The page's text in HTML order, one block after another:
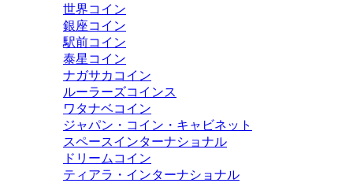
世界コイン
銀座コイン
駅前コイン
泰星コイン
ナガサカコイン
ルーラーズコインス
ワタナベコイン
ジャパン・コイン・キャビネット
スペースインターナショナル
ドリームコイン
ティアラ・インターナショナル